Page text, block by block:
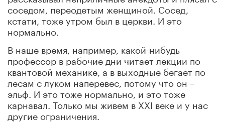
соседом, переодетым женщиной. Сосед,
кстати, тоже утром был в церкви. И это
нормально.
В наше время, например, какой-нибудь
профессор в рабочие дни читает лекции по
квантовой механике, а в выходные бегает по
лесам с луком наперевес, потому что он –
эльф. И это тоже нормально, и это тоже
карнавал. Только мы живем в XXI веке и у нас
другие ограничения.